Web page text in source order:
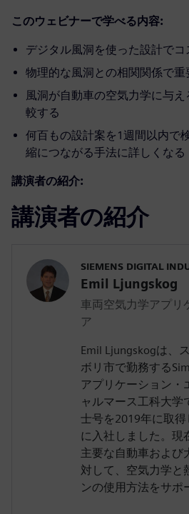
このウェビナーで学べる内容:
デジタル風洞を使った設計で
物理的な風洞との相関関係で重
風洞が自動車の空気力学に与
較する
何百もの設計案を1週間以内で
縮につながる手法に詳しくなる
講演者の紹介:
講演者の紹介
SIEMENS DIGITAL
Emil Ljungskog
車両空気力学アプリ
ア
Emil Ljungskogは、
ボリ市で勤務する
アプリケーション・
ャルマース工科大学
士号を2019年に取
に入社しました。現
主要な自動車および
対して、空気力学と
ンの使用方法をサポ